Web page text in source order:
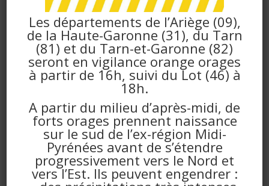
Plus d’informations sur les ateliers MMM :
https://frpomper.wordpress.com/moment-
magique/
Inscription à l’après-midi MMM :
https://www.helloasso.com/associations/foyer-rural-de-
pompertuzat/adhesions/mon-moment-magique-atelier-
juniors-du-12-janvier-2022
contact : foyer.rural.pomper@gmail.com
Ajouter au calendrier
Les départements de l’Ariège (09),
de la Haute-Garonne (31), du Tarn
(81) et du Tarn-et-Garonne (82)
seront en vigilance orange orages
à partir de 16h, suivi du Lot (46) à
18h.
A partir du milieu d’après-midi, de
forts orages prennent naissance
sur le sud de l’ex-région Midi-
Pyrénées avant de s’étendre
progressivement vers le Nord et
vers l’Est. Ils peuvent engendrer :